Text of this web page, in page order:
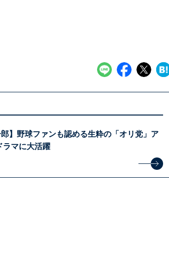
郎】野球ファンも認める生粋の「オリ党」ア
ラマに大活躍